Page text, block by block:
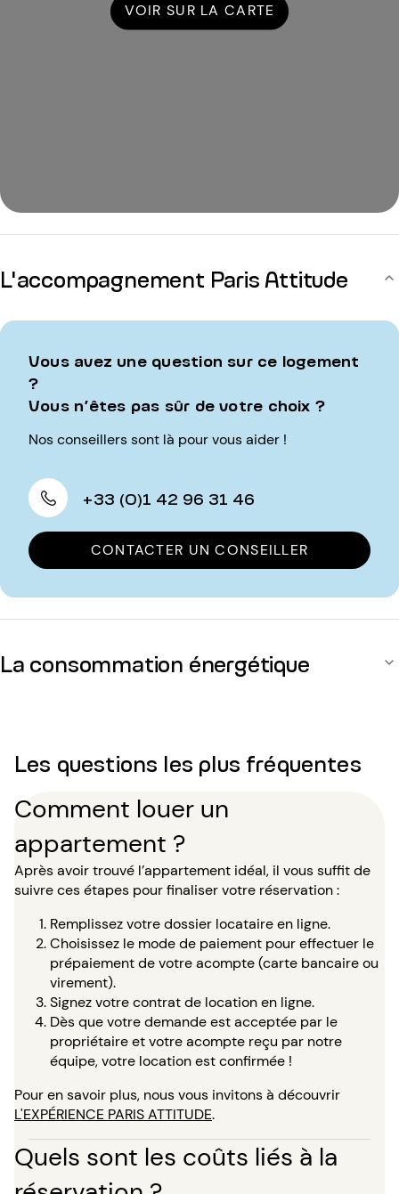
VOIR SUR LA CARTE
L'accompagnement Paris Attitude
Vous avez une question sur ce logement
?
Vous n’êtes pas sûr de votre choix ?
Nos conseillers sont là pour vous aider !
+33 (0)1 42 96 31 46
CONTACTER UN CONSEILLER
La consommation énergétique
Les questions les plus fréquentes
Comment louer un
appartement ?
Après avoir trouvé l’appartement idéal, il vous suffit de
suivre ces étapes pour finaliser votre réservation :
Remplissez votre dossier locataire en ligne.
Choisissez le mode de paiement pour effectuer le
prépaiement de votre acompte (carte bancaire ou
virement).
Signez votre contrat de location en ligne.
Dès que votre demande est acceptée par le
propriétaire et votre acompte reçu par notre
équipe, votre location est confirmée !
Pour en savoir plus, nous vous invitons à découvrir
L'EXPÉRIENCE PARIS ATTITUDE.
Quels sont les coûts liés à la